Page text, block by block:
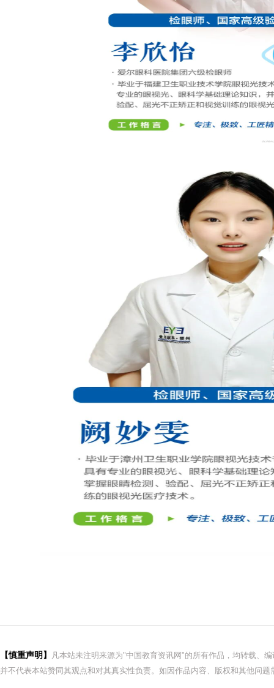
【慎重声明】
凡本站未注明来源为"中国教育资讯网"的所有作品，均转载、
并不代表本站赞同其观点和对其真实性负责。如因作品内容、版权和其他问